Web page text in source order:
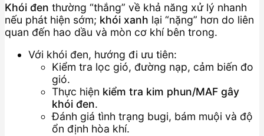
Khói đen thường “thắng” về khả năng xử lý nhanh
nếu phát hiện sớm; khói xanh lại “nặng” hơn do liên
quan đến hao dầu và mòn cơ khí bên trong.
Với khói đen, hướng đi ưu tiên:
Kiểm tra lọc gió, đường nạp, cảm biến đo
gió.
Thực hiện kiểm tra kim phun/MAF gây
khói đen.
Đánh giá tình trạng bugi, bám muội và độ
ổn định hòa khí.